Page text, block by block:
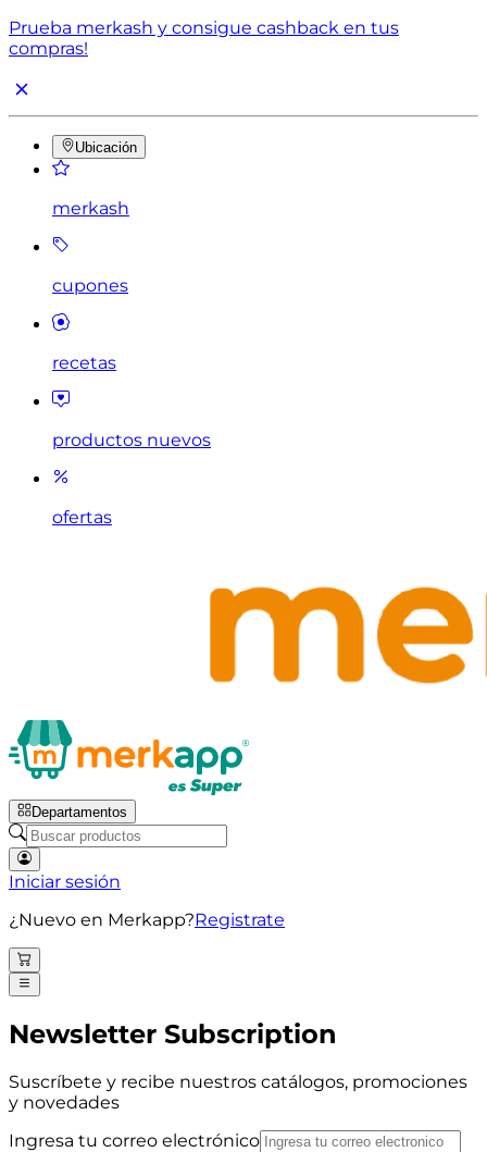
Prueba merkash y consigue cashback en tus
compras!
Ubicación
merkash
cupones
recetas
productos nuevos
ofertas
Departamentos
Iniciar sesión
¿Nuevo en Merkapp?Registrate
Newsletter Subscription
Suscríbete y recibe nuestros catálogos, promociones
y novedades
Ingresa tu correo electrónico